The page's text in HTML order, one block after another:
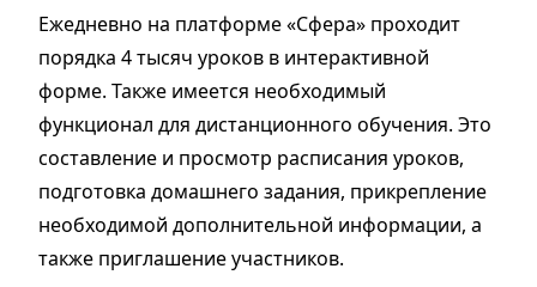
Ежедневно на платформе «Сфера» проходит
порядка 4 тысяч уроков в интерактивной
форме. Также имеется необходимый
функционал для дистанционного обучения. Это
составление и просмотр расписания уроков,
подготовка домашнего задания, прикрепление
необходимой дополнительной информации, а
также приглашение участников.